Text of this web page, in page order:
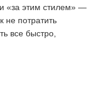
«за этим стилем» —
не потратить
все быстро,